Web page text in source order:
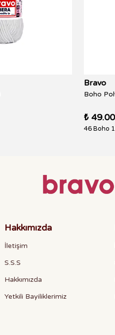
Bravo
₺ 49.00
46 Boho
Hakkımızda
İletişim
S.S.S
Hakkımızda
Yetkili Bayiliklerimiz